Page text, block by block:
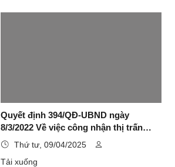
Quyết định 394/QĐ-UBND ngày
8/3/2022 Về việc công nhận thị trấn
Nông trường Thái Bình, huyện Đình
Lập, tỉnh Lạng Sơn là đô thị loại V
Thứ tư, 09/04/2025
Tải xuống